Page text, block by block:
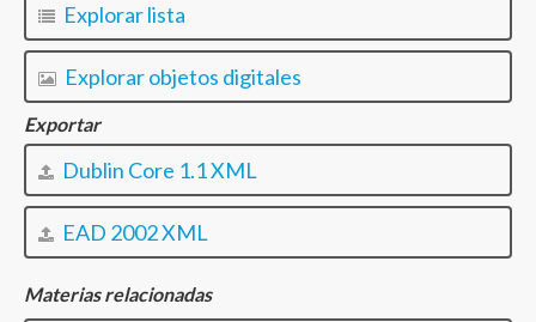
Explorar lista
Explorar objetos digitales
Exportar
Dublin Core 1.1 XML
EAD 2002 XML
Materias relacionadas